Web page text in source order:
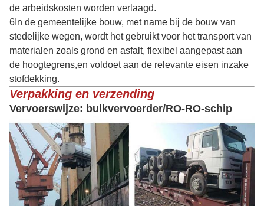
de arbeidskosten worden verlaagd.
6In de gemeentelijke bouw, met name bij de bouw van
stedelijke wegen, wordt het gebruikt voor het transport van
materialen zoals grond en asfalt, flexibel aangepast aan
de hoogtegrens,en voldoet aan de relevante eisen inzake
stofdekking.
Verpakking en verzending
Vervoerswijze: bulkvervoerder/RO-RO-schip